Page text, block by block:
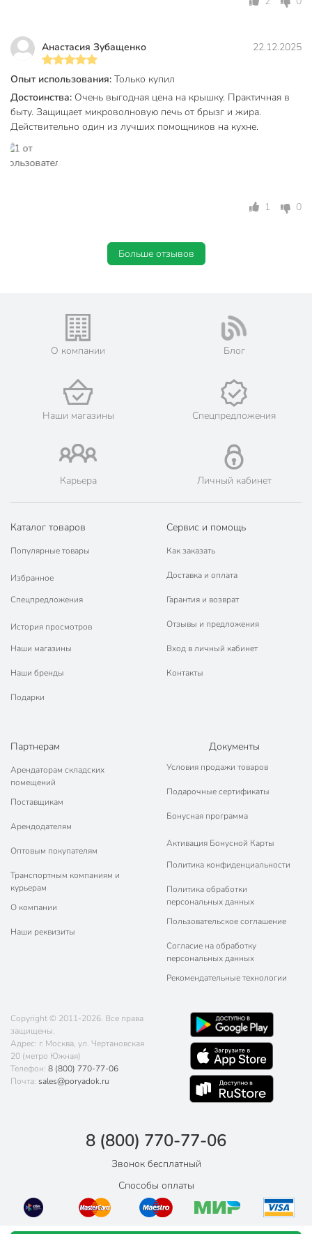
Анастасия Зубащенко 22.12.2025
Опыт использования: Только купил
Достоинства: Очень выгодная цена на крышку. Практичная в
быту. Защищает микроволновую печь от брызг и жира.
Действительно один из лучших помощников на кухне.
1 0
Больше отзывов
О компании Блог
Наши магазины Спецпредложения
Карьера Личный кабинет
Каталог товаров
Популярные товары
Избранное
Спецпредложения
История просмотров
Наши магазины
Наши бренды
Подарки
Сервис и помощь
Как заказать
Доставка и оплата
Гарантия и возврат
Отзывы и предложения
Вход в личный кабинет
Контакты
Партнерам
Арендаторам складских
помещений
Поставщикам
Арендодателям
Оптовым покупателям
Транспортным компаниям и
курьерам
О компании
Наши реквизиты
Документы
Условия продажи товаров
Подарочные сертификаты
Бонусная программа
Активация Бонусной Карты
Политика конфиденциальности
Политика обработки
персональных данных
Пользовательское соглашение
Согласие на обработку
персональных данных
Рекомендательные технологии
Copyright © 2011-2026. Все права
защищены.
Адрес: г. Москва, ул. Чертановская
20 (метро Южная)
Телефон: 8 (800) 770-77-06
Почта: sales@poryadok.ru
8 (800) 770-77-06
Звонок бесплатный
Способы оплаты